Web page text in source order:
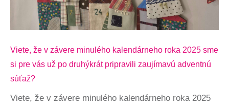
Viete, že v závere minulého kalendárneho roka 2025 sme
si pre vás už po druhýkrát pripravili zaujímavú adventnú
súťaž?
Viete, že v závere minulého kalendárneho roka 2025